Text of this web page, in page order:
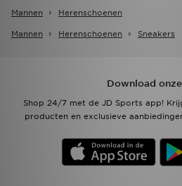
Mannen Herenschoenen
Mannen Herenschoenen Sneakers
Download
Shop 24/7 met de JD Sports app!
producten en exclusieve